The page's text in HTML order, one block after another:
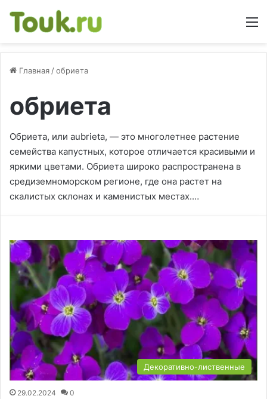
Главная /обриета
обриета
Обриета, или aubrieta, — это многолетнее растение
семейства капустных, которое отличается красивыми и
яркими цветами. Обриета широко распространена в
средиземноморском регионе, где она растет на
скалистых склонах и каменистых местах.…
Декоративно-лиственные
29.02.2024 0